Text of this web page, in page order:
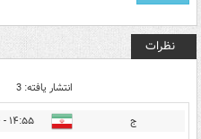
نظرات
انتشار یافته: 3
ج ۱۴:۵۵ - ۱۳۹۸/۰۲/۲۴